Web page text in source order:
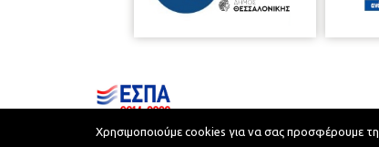
Municipality of Thessaloniki © 2026
Χρησιμοποιούμε cookies για να σας προσφέρουμε